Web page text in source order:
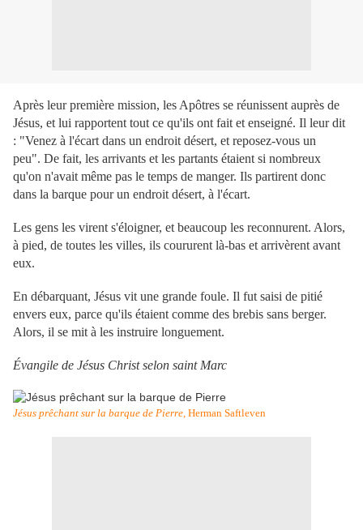
Après leur première mission, les Apôtres se réunissent auprès de
Jésus, et lui rapportent tout ce qu'ils ont fait et enseigné. Il leur dit
: "Venez à l'écart dans un endroit désert, et reposez-vous un
peu". De fait, les arrivants et les partants étaient si nombreux
qu'on n'avait même pas le temps de manger. Ils partirent donc
dans la barque pour un endroit désert, à l'écart.
Les gens les virent s'éloigner, et beaucoup les reconnurent. Alors,
à pied, de toutes les villes, ils coururent là-bas et arrivèrent avant
eux.
En débarquant, Jésus vit une grande foule. Il fut saisi de pitié
envers eux, parce qu'ils étaient comme des brebis sans berger.
Alors, il se mit à les instruire longuement.
Évangile de Jésus Christ selon saint Marc
Jésus prêchant sur la barque de Pierre, Herman Saftleven